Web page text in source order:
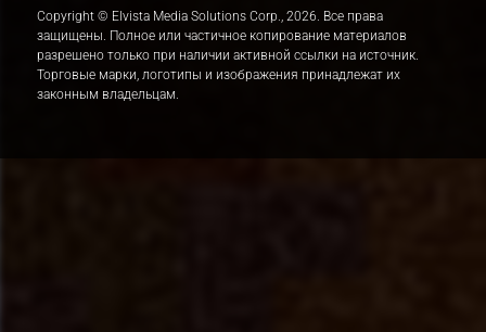
Copyright © Elvista Media Solutions Corp., 2026. Все права
защищены. Полное или частичное копирование материалов
разрешено только при наличии активной ссылки на источник.
Торговые марки, логотипы и изображения принадлежат их
законным владельцам.